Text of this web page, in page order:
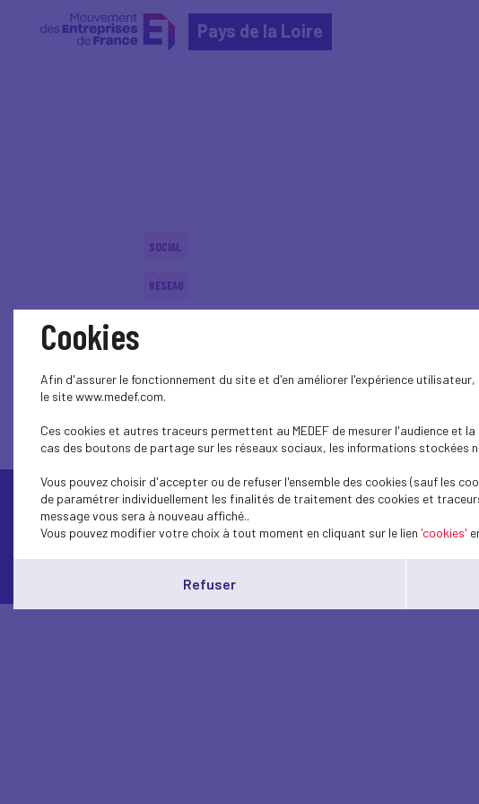
Pays de la Loire
SOCIAL
RÉSEAU
Contactez-nous
Cookies
Afin d'assurer le fonctionnement du site et d'en améliorer l'expérience
le site www.medef.com.
Ces cookies et autres traceurs permettent au MEDEF de mesurer l'audience et
cas des boutons de partage sur les réseaux sociaux, les informations
Vous pouvez choisir d'accepter ou de refuser l'ensemble des cookies (sauf les
de paramétrer individuellement les finalités de traitement des cookies et
message vous sera à nouveau affiché..
Vous pouvez modifier votre choix à tout moment en cliquant sur le lien 'cookies'
Refuser